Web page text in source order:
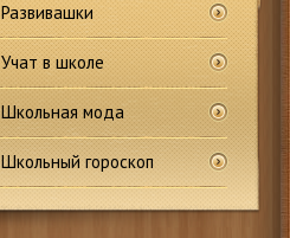
Развивашки
Учат в школе
Школьная мода
Школьный гороскоп